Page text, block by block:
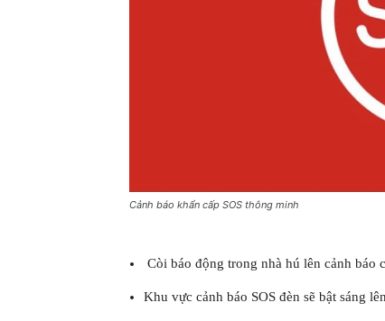
Cảnh báo khẩn cấp SOS thông minh
Còi báo động trong nhà hú lên cảnh báo
Khu vực cảnh báo SOS đèn sẽ bật sáng lên